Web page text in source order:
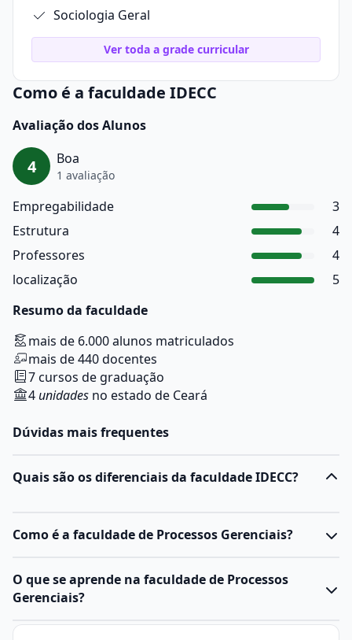
Sociologia Geral
Ver toda a grade curricular
Como é a faculdade IDECC
Avaliação dos Alunos
4 Boa
1 avaliação
Empregabilidade
3
Estrutura
4
Professores
4
localização
5
Resumo da faculdade
mais de 6.000 alunos matriculados
mais de 440 docentes
7 cursos de graduação
4unidades no estado de Ceará
Dúvidas mais frequentes
Quais são os diferenciais da faculdade IDECC?
Como é a faculdade de Processos Gerenciais?
O curso de Processos Gerenciaisé uma formação de
nível superior, na modalidade tecnólogo, que tem
desenvolvimento de competências práticas voltadas
O que se aprende na faculdade de Processos
Gerenciais?